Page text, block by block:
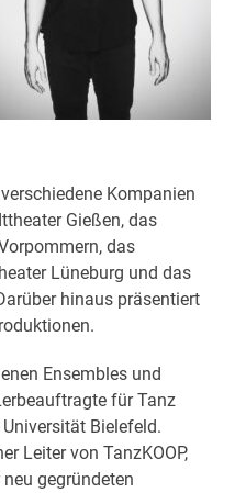
Kompanien
Gießen, das
das
Lüneburg und das
hinaus präsentiert
Ensembles und
für Tanz
Bielefeld.
Leiter von TanzKOOP,
gegründeten